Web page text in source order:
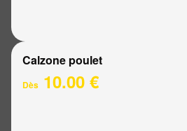
Calzone poulet
Dès 10.00 €